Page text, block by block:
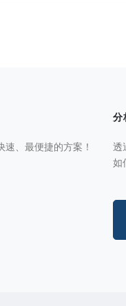
、最便捷的方案！
分
透
如